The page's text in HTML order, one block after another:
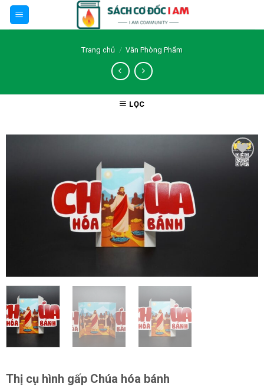
Skip
Trang chủ / Văn Phòng Phẩm
LỌC
Thị cụ hình gấp Chúa hóa bánh